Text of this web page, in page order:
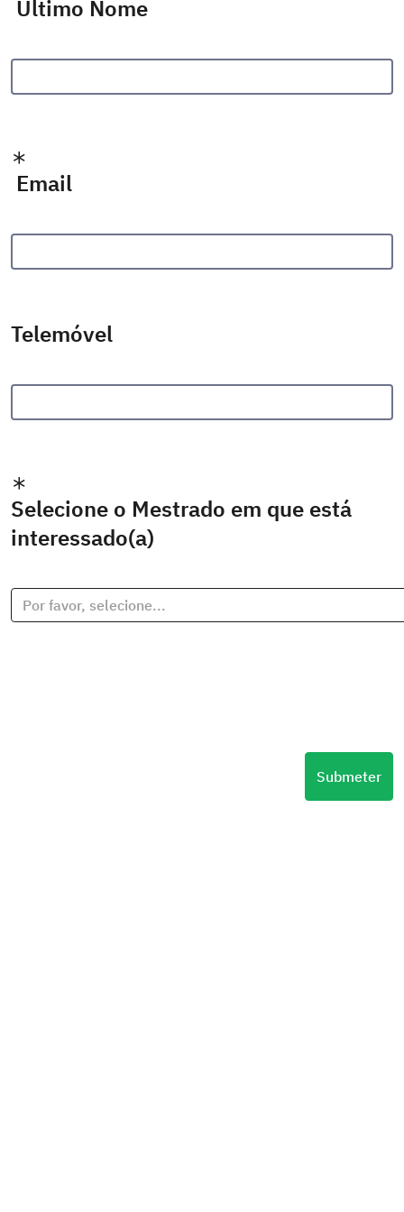
Último Nome
Email
Telemóvel
Selecione o Mestrado em que está
interessado(a)
Por favor, selecione...
Submeter